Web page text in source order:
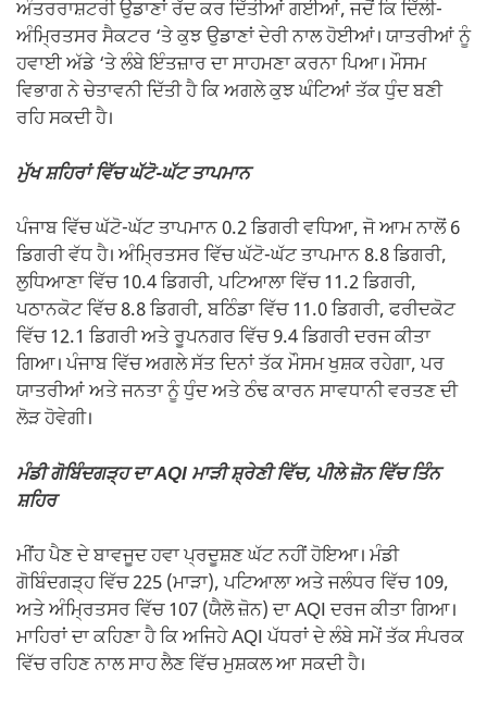
ਅੰਤਰਰਾਸ਼ਟਰੀ ਉਡਾਣਾਂ ਰੱਦ ਕਰ ਦਿੱਤੀਆਂ ਗਈਆਂ, ਜਦੋਂ ਕਿ ਦਿੱਲੀ-
ਅੰਮ੍ਰਿਤਸਰ ਸੈਕਟਰ ‘ਤੇ ਕੁਝ ਉਡਾਣਾਂ ਦੇਰੀ ਨਾਲ ਹੋਈਆਂ। ਯਾਤਰੀਆਂ ਨੂੰ
ਹਵਾਈ ਅੱਡੇ ‘ਤੇ ਲੰਬੇ ਇੰਤਜ਼ਾਰ ਦਾ ਸਾਹਮਣਾ ਕਰਨਾ ਪਿਆ। ਮੌਸਮ
ਵਿਭਾਗ ਨੇ ਚੇਤਾਵਨੀ ਦਿੱਤੀ ਹੈ ਕਿ ਅਗਲੇ ਕੁਝ ਘੰਟਿਆਂ ਤੱਕ ਧੁੰਦ ਬਣੀ
ਰਹਿ ਸਕਦੀ ਹੈ।
ਮੁੱਖ ਸ਼ਹਿਰਾਂ ਵਿੱਚ ਘੱਟੋ-ਘੱਟ ਤਾਪਮਾਨ
ਪੰਜਾਬ ਵਿੱਚ ਘੱਟੋ-ਘੱਟ ਤਾਪਮਾਨ 0.2 ਡਿਗਰੀ ਵਧਿਆ, ਜੋ ਆਮ ਨਾਲੋਂ 6
ਡਿਗਰੀ ਵੱਧ ਹੈ। ਅੰਮ੍ਰਿਤਸਰ ਵਿੱਚ ਘੱਟੋ-ਘੱਟ ਤਾਪਮਾਨ 8.8 ਡਿਗਰੀ,
ਲੁਧਿਆਣਾ ਵਿੱਚ 10.4 ਡਿਗਰੀ, ਪਟਿਆਲਾ ਵਿੱਚ 11.2 ਡਿਗਰੀ,
ਪਠਾਨਕੋਟ ਵਿੱਚ 8.8 ਡਿਗਰੀ, ਬਠਿੰਡਾ ਵਿੱਚ 11.0 ਡਿਗਰੀ, ਫਰੀਦਕੋਟ
ਵਿੱਚ 12.1 ਡਿਗਰੀ ਅਤੇ ਰੂਪਨਗਰ ਵਿੱਚ 9.4 ਡਿਗਰੀ ਦਰਜ ਕੀਤਾ
ਗਿਆ। ਪੰਜਾਬ ਵਿੱਚ ਅਗਲੇ ਸੱਤ ਦਿਨਾਂ ਤੱਕ ਮੌਸਮ ਖੁਸ਼ਕ ਰਹੇਗਾ, ਪਰ
ਯਾਤਰੀਆਂ ਅਤੇ ਜਨਤਾ ਨੂੰ ਧੁੰਦ ਅਤੇ ਠੰਢ ਕਾਰਨ ਸਾਵਧਾਨੀ ਵਰਤਣ ਦੀ
ਲੋੜ ਹੋਵੇਗੀ।
ਮੰਡੀ ਗੋਬਿੰਦਗੜ੍ਹ ਦਾ AQI ਮਾੜੀ ਸ਼੍ਰੇਣੀ ਵਿੱਚ, ਪੀਲੇ ਜ਼ੋਨ ਵਿੱਚ ਤਿੰਨ
ਸ਼ਹਿਰ
ਮੀਂਹ ਪੈਣ ਦੇ ਬਾਵਜੂਦ ਹਵਾ ਪ੍ਰਦੂਸ਼ਣ ਘੱਟ ਨਹੀਂ ਹੋਇਆ। ਮੰਡੀ
ਗੋਬਿੰਦਗੜ੍ਹ ਵਿੱਚ 225 (ਮਾੜਾ), ਪਟਿਆਲਾ ਅਤੇ ਜਲੰਧਰ ਵਿੱਚ 109,
ਅਤੇ ਅੰਮ੍ਰਿਤਸਰ ਵਿੱਚ 107 (ਯੈਲੋ ਜ਼ੋਨ) ਦਾ AQI ਦਰਜ ਕੀਤਾ ਗਿਆ।
ਮਾਹਿਰਾਂ ਦਾ ਕਹਿਣਾ ਹੈ ਕਿ ਅਜਿਹੇ AQI ਪੱਧਰਾਂ ਦੇ ਲੰਬੇ ਸਮੇਂ ਤੱਕ ਸੰਪਰਕ
ਵਿੱਚ ਰਹਿਣ ਨਾਲ ਸਾਹ ਲੈਣ ਵਿੱਚ ਮੁਸ਼ਕਲ ਆ ਸਕਦੀ ਹੈ।